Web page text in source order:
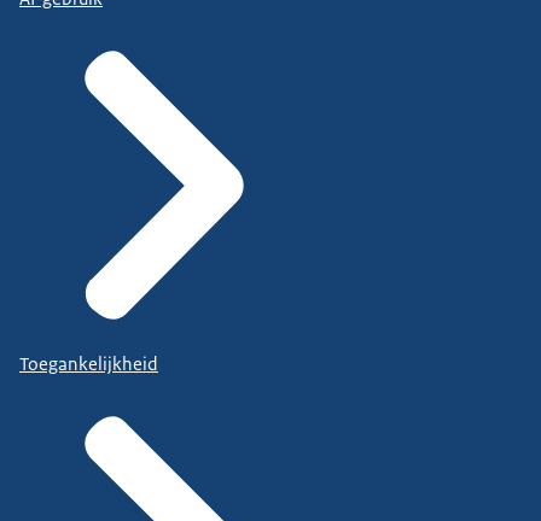
Toegankelijkheid